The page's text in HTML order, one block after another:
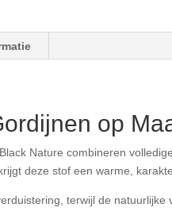
op
Nature combineren
deze stof een warme,
terwijl de